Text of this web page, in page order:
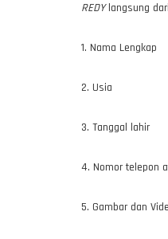
REDYlangsung
1. Nama Lengkap
2. Usia
3. Tanggal lahir
4. Nomor telepon
5. Gambar dan